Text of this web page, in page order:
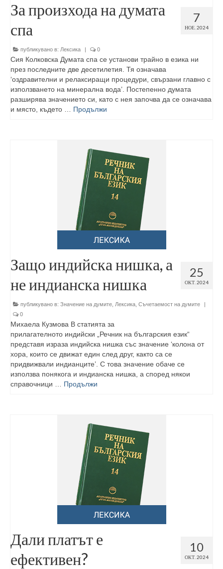
7
НОЕ. 2024
За произхода на думата
спа
публикувано в: Лексика | 0
Сия Колковска Думата спа се установи трайно в езика ни
през последните две десетилетия. Тя означава
‘оздравителни и релаксиращи процедури, свързани главно с
използването на минерална вода’. Постепенно думата
разширява значението си, като с нея започва да се означава
и място, където … Продължи
25
ОКТ. 2024
Защо индийска нишка, а
не индианска нишка
публикувано в: Значение на думите Лексика Съчетаемост на думите
|
0
Михаела Кузмова В статията за
прилагателното индийски „Речник на българския език“
представя израза индийска нишка със значение ‘колона от
хора, които се движат един след друг, както са се
придвижвали индианците’. С това значение обаче се
използва понякога и индианска нишка, а според някои
справочници … Продължи
10
ОКТ. 2024
Дали платът е
ефективен?